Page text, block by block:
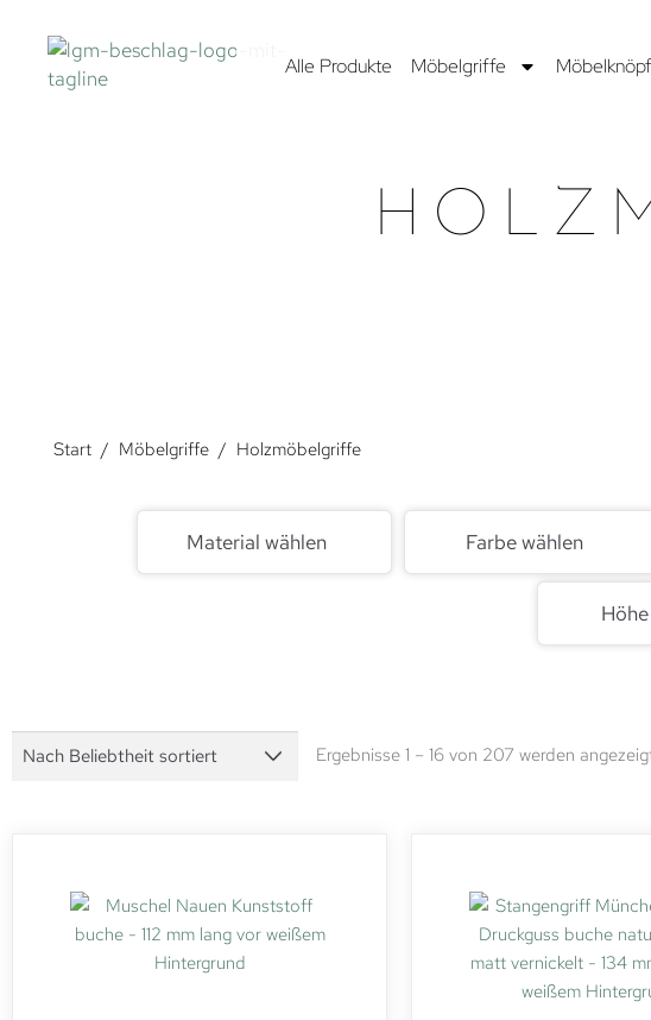
Alle Produkte Möbelgriffe
Start / Möbelgriffe / Holzmöbelgriffe
Material wählen Farbe wählen
Ergebnisse 1 – 16 von 207 werden